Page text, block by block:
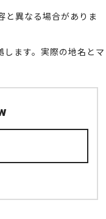
と異なる場合がありま
ます。実際の地名とマ